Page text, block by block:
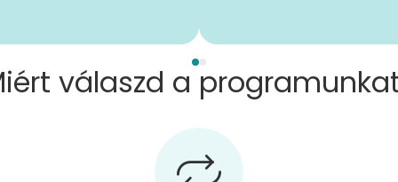
válaszd a